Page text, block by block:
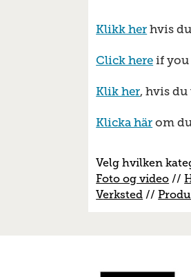
Klikk her hvis
Click here if you
Klik her, hvis
Klicka här om
Velg hvilken
Foto og video //
Verksted //